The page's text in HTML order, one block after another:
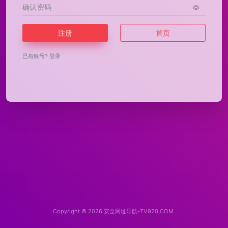
注册 首页
已有账号? 登录
Copyright © 2026 安全网址导航-TV920.COM